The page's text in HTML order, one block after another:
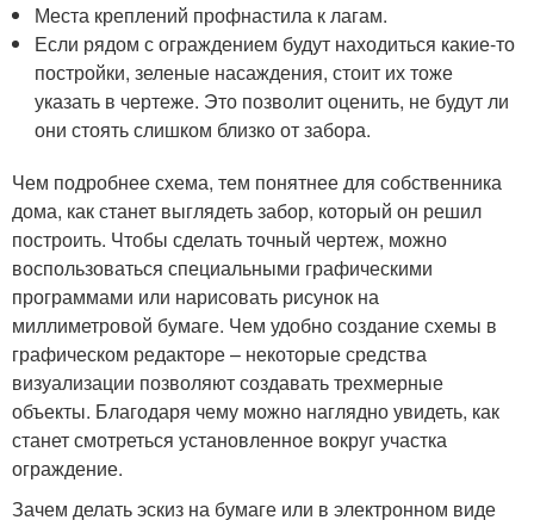
Места креплений профнастила к лагам.
Если рядом с ограждением будут находиться какие-то
постройки, зеленые насаждения, стоит их тоже
указать в чертеже. Это позволит оценить, не будут ли
они стоять слишком близко от забора.
Чем подробнее схема, тем понятнее для собственника
дома, как станет выглядеть забор, который он решил
построить. Чтобы сделать точный чертеж, можно
воспользоваться специальными графическими
программами или нарисовать рисунок на
миллиметровой бумаге. Чем удобно создание схемы в
графическом редакторе – некоторые средства
визуализации позволяют создавать трехмерные
объекты. Благодаря чему можно наглядно увидеть, как
станет смотреться установленное вокруг участка
ограждение.
Зачем делать эскиз на бумаге или в электронном виде